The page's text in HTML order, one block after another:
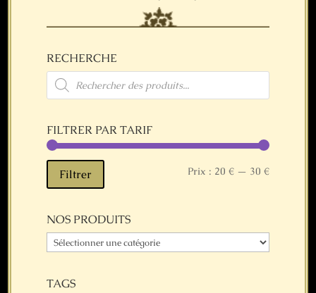
RECHERCHE
Recherche
de
produits
FILTRER PAR TARIF
Prix
Prix
Filtrer Prix : 20 €— 30 €
NOS PRODUITS
TAGS